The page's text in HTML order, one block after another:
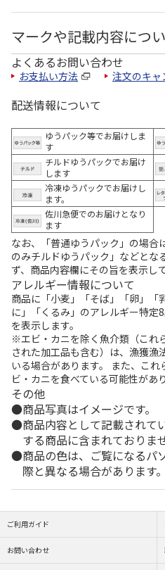
マークや記載内容につ
よくあるお問い合わせ
お支払い方法 注文のキャ
配送情報について
ゆうパック等でお届けしま
す
チルドゆうパックでお届け
します
冷凍ゆうパックでお届けし
ます。
佐川急便でのお届けとなり
ます
なお、「普通ゆうパック」の場合
のみチルドゆうパック」などとな
ず、商品内容欄にその旨を表示し
アレルギー情報について
商品に「小麦」「そば」「卵」「
に」「くるみ」のアレルギー特定
を表示します。
※エビ・カニを除く魚介類（これ
された加工品も含む）は、漁獲漁
いる場合があります。 また、こ
ビ・カニを食べている可能性があ
その他
商品写真はイメージです。
商品内容として記載されて
する商品に含まれておりま
商品の色は、ご覧になるパ
際と異なる場合があります。
ご利用ガイド
お問い合わせ